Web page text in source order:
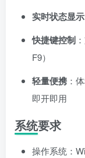
实时状态显示
快捷键控制
F9）
轻量便携 ：
即开即用
系统要求
操作系统：